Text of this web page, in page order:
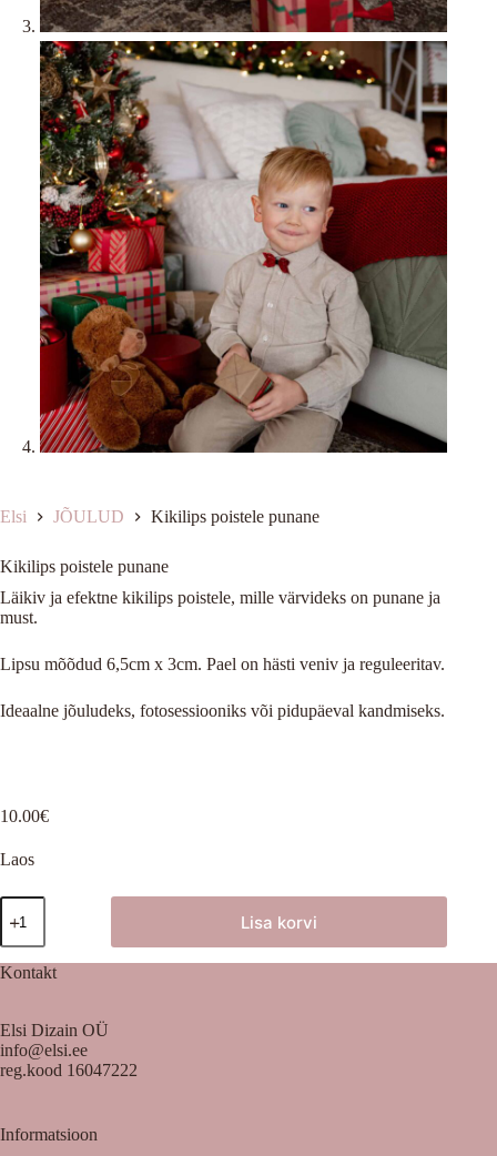
Elsi JÕULUD Kikilips poistele punane
Kikilips poistele punane
Läikiv ja efektne kikilips poistele, mille värvideks on punane ja
must.
Lipsu mõõdud 6,5cm x 3cm. Pael on hästi veniv ja reguleeritav.
Ideaalne jõuludeks, fotosessiooniks või pidupäeval kandmiseks.
10.00€
Laos
Kikilips
poistele
punane
kogus
Lisa korvi
Kontakt
Elsi Dizain OÜ
info@elsi.ee
reg.kood 16047222
Informatsioon